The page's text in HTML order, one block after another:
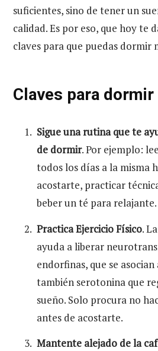
suficientes, sino de tener un
calidad. Es por eso, que hoy te
claves para que puedas dormir
Claves para
Sigue una rutina que te
de dormir. Por ejemplo:
todos los días a la misma
acostarte, practicar
beber un té para relajante.
Practica Ejercicio Físico.
ayuda a liberar
endorfinas, que se
también serotonina que
sueño. Solo procura no
antes de acostarte.
Mantente alejado de la